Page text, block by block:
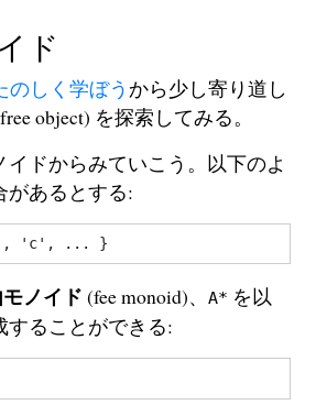
ド
のしく学ぼうから少し寄り道し
object) を探索してみる。
イドからみていこう。以下のよ
があるとする:
ノイド (fee monoid)、 A* を以
することができる: